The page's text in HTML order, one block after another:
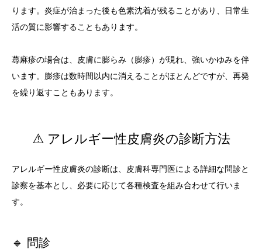
ります。炎症が治まった後も色素沈着が残ることがあり、日常生
活の質に影響することもあります。
蕁麻疹の場合は、皮膚に膨らみ（膨疹）が現れ、強いかゆみを伴
います。膨疹は数時間以内に消えることがほとんどですが、再発
を繰り返すこともあります。
⚠️ アレルギー性皮膚炎の診断方法
アレルギー性皮膚炎の診断は、皮膚科専門医による詳細な問診と
診察を基本とし、必要に応じて各種検査を組み合わせて行いま
す。
🔹 問診